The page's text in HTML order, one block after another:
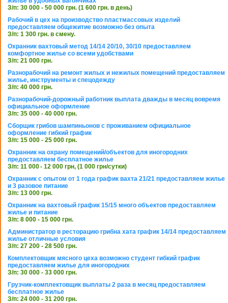
З/п: 30 000 - 50 000 грн. (1 600 грн. в день)
Рабочий в цех на производство пластмассовых изделий
предоставляем общежитие возможно без опыта
З/п: 1 300 грн. в смену.
Охранник вахтовый метод 14/14 20/10, 30/10 предоставляем
комфортное жилье со всеми удобствами
З/п: 21 000 грн.
Разнорабочий на ремонт жилых и нежилых помещений предоставляем
жилье, инструменты и спецодежду
З/п: 40 000 грн.
Разнорабочий-дорожный работник выплата дважды в месяц вовремя
официальное оформление
З/п: 35 000 - 40 000 грн.
Сборщик грибов шампиньонов с проживанием официальное
оформление гибкий график
З/п: 15 000 - 25 000 грн.
Охранник на охрану помещений/объектов для иногородних
предоставляем бесплатное жилье
З/п: 11 000 - 12 000 грн, (1 000 грн/сутки)
Охранник с опытом от 1 года график вахта 21/21 предоставляем жилье
и 3 разовое питание
З/п: 13 000 грн.
Охранник на вахтовый график 15/15 много объектов предоставляем
жилье и питание
З/п: 8 000 - 15 000 грн.
Администратор в ресторацию грибна хата график 14/14 предоставляем
жилье отличные условия
З/п: 27 200 - 28 500 грн.
Комплектовщик мясного цеха возможно студент гибкий график
предоставляем жилье для иногородних
З/п: 30 000 - 33 000 грн.
Грузчик-комплектовщик выплаты 2 раза в месяц предоставляем
бесплатное жилье
З/п: 24 000 - 31 200 грн.